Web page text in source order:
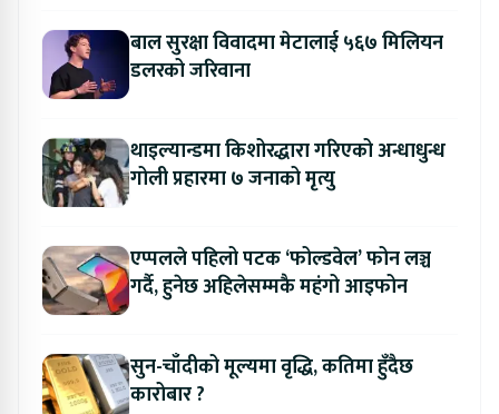
बाल सुरक्षा विवादमा मेटालाई ५६७ मिलियन
डलरको जरिवाना
थाइल्यान्डमा किशोरद्धारा गरिएको अन्धाधुन्ध
गोली प्रहारमा ७ जनाको मृत्यु
एप्पलले पहिलो पटक ‘फोल्डवेल’ फोन लञ्च
गर्दै, हुनेछ अहिलेसम्मकै महंगो आइफोन
सुन-चाँदीको मूल्यमा वृद्धि, कतिमा हुँदैछ
कारोबार ?